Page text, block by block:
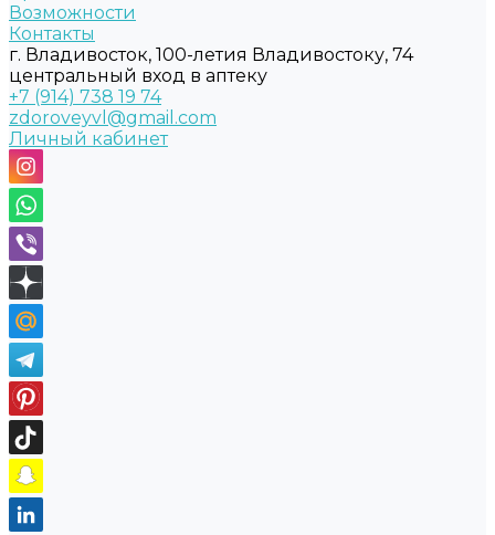
Возможности
Контакты
г. Владивосток, 100-летия Владивостоку, 74
центральный вход в аптеку
+7 (914) 738 19 74
zdoroveyvl@gmail.com
Личный кабинет